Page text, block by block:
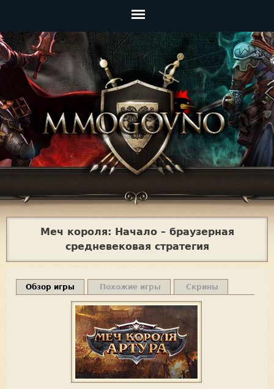
Главное
меню
Jump to navigation
Меч короля: Начало – браузерная
средневековая стратегия
Обзор игры Похожие игры Скрины